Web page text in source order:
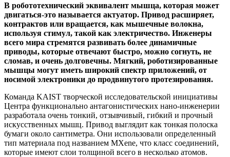
В робототехнический эквивалент мышца, которая может
двигаться-это называется актуатор. Привод расширяет,
контрактов или вращается, как мышечные волокна,
используя стимул, такой как электричество. Инженеры
всего мира стремятся развивать более динамичные
приводы, которые отвечают быстро, можно согнуть, не
сломав, и очень долговечны. Мягкий, роботизированные
мышцы могут иметь широкий спектр приложений, от
носимой электроники до продвинутого протезирования.
Команда KAIST творческой исследовательской инициативы
Центра функционально антагонистических нано-инженерии
разработала очень тонкий, отзывчивый, гибкий и прочный
искусственных мышц. Привод выглядит как тонкая полоска
бумаги около сантиметра. Они использовали определенный
тип материала под названием MXene, что класс соединений,
которые имеют слои толщиной всего в несколько атомов.